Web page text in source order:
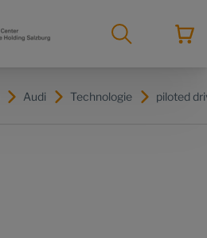
Audi Technologie piloted